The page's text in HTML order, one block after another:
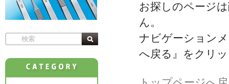
お探しのページ
ん。
ナビゲーション
へ戻る』をクリ